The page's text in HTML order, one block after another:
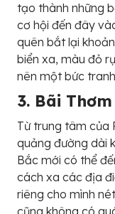
tạo thành những
cơ hội đến đây
quên bắt lại
biển xa, màu đỏ
nên một bức
3. Bãi Thơm
Từ trung tâm của
quảng đường dài
Bắc mới có thể
cách xa các địa
riêng cho mình